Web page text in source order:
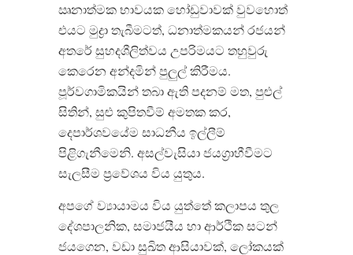
ඍනාත්මක භාවයක හෝඩුවාවක් වුවහොත්
එයට මුද්‍රා තැබීමටත්, ධනාත්මකයන් රජයන්
අතරේ සුහදශීලිත්වය උපරිමයට තහුවුරු
කෙරෙන අන්දමින් පුලුල් කිරීමය.
පූර්වගාමිකයින් තබා ඇති පදනම් මත, පුළුල්
සිතින්, සුළු කුපිතවීම් අමතක කර,
දෙපාර්ශවයේම සාධනීය ඉල්ලීම්
පිළිගැනීමෙනි. අසල්වැසියා ජයග්‍රාහීවීමට
සැලසීම ප්‍රවේශය විය යුතුය.
අපගේ ව්‍යායාමය විය යුත්තේ කලාපය තුල
දේශපාලනික, සමාජයීය හා ආර්ථික සටන්
ජයගෙන, වඩා සුඛිත ආසියාවක්, ලෝකයක්